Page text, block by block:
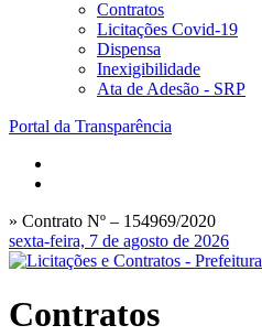
Contratos
Licitações Covid-19
Dispensa
Inexigibilidade
Ata de Adesão - SRP
Portal da Transparência
» Contrato Nº – 154969/2020
sexta-feira, 7 de agosto de 2026
Contratos